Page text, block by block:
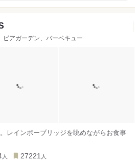
ビアガーデン、バーベキュー
レインボーブリッジを眺めながらお食事
人 27221 人